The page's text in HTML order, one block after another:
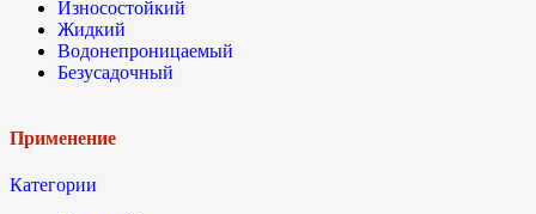
Износостойкий
Жидкий
Водонепроницаемый
Безусадочный
Применение
Категории